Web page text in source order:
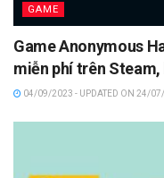
GAME
Game Anonymous
miễn phí trên
04/09/2023 - UPDATED ON 24/